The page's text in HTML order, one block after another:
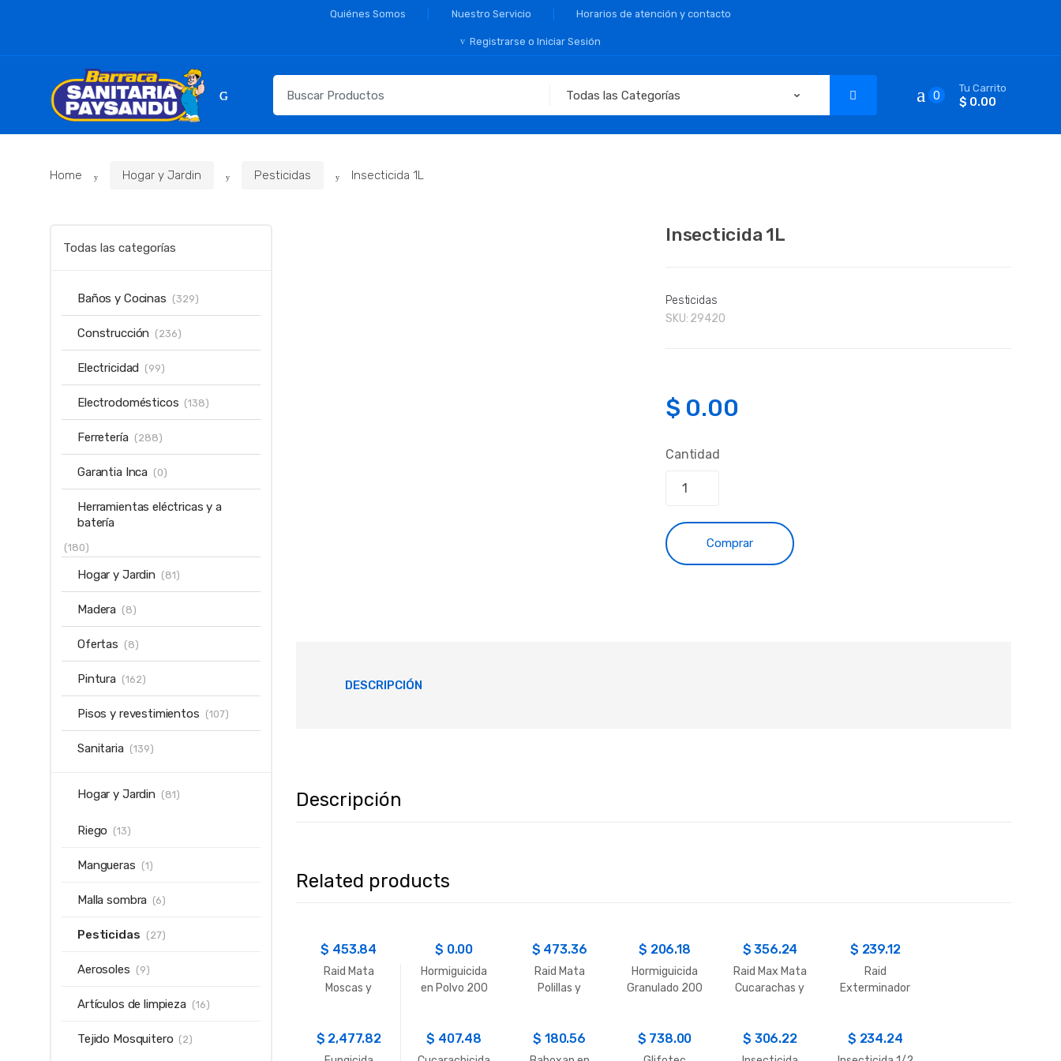
Quiénes Somos Nuestro Servicio Horarios de atención y contacto
Registrarse o Iniciar Sesión
para:
0
Tu Carrito
$ 0.00
Home Hogar y Jardin Pesticidas Insecticida 1L
Insecticida 1L
Pesticidas
SKU: 29420
$ 0.00
Cantidad
Comprar
DESCRIPCIÓN
Descripción
Related products
$ 453.84
Raid Mata
Moscas y
$ 0.00
Hormiguicida
en Polvo 200
$ 473.36
Raid Mata
Polillas y
$ 206.18
Hormiguicida
Granulado 200
$356.24
Raid Max Mata
Cucarachas y
$ 239.12
Raid
Exterminador
$ 2,477.82 $ 407.48 $ 180.56 $ 738.00 $ 306.22 $ 234.24
Todas las categorías
Baños y Cocinas (329)
Construcción (236)
Electricidad (99)
Electrodomésticos (138)
Ferretería (288)
Garantia Inca (0)
Herramientas eléctricas y a
batería
(180)
Hogar y Jardin (81)
Madera (8)
Ofertas (8)
Pintura (162)
Pisos y revestimientos (107)
Sanitaria (139)
Hogar y Jardin (81)
Riego (13)
Mangueras (1)
Malla sombra (6)
Pesticidas (27)
Aerosoles (9)
Artículos de limpieza (16)
Tejido Mosquitero (2)